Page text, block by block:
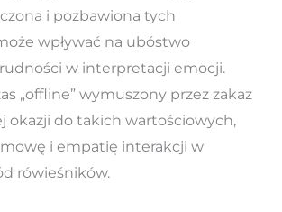
i pozbawiona tych
wpływać na ubóstwo
w interpretacji emocji.
„offline” wymuszony przez zakaz
okazji do takich wartościowych,
i empatię interakcji w
rówieśników.